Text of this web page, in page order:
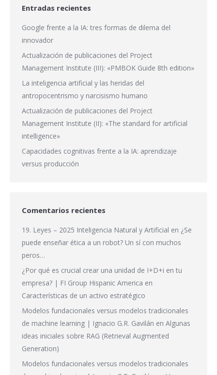
Entradas recientes
Google frente a la IA: tres formas de dilema del
innovador
Actualización de publicaciones del Project
Management Institute (III): «PMBOK Guide 8th edition»
La inteligencia artificial y las heridas del
antropocentrismo y narcisismo humano
Actualización de publicaciones del Project
Management Institute (II): «The standard for artificial
intelligence»
Capacidades cognitivas frente a la IA: aprendizaje
versus producción
Comentarios recientes
19. Leyes – 2025 Inteligencia Natural y Artificial en ¿Se
puede enseñar ética a un robot? Un sí con muchos
peros…
¿Por qué es crucial crear una unidad de I+D+i en tu
empresa? | FI Group Hispanic America en
Características de un activo estratégico
Modelos fundacionales versus modelos tradicionales
de machine learning | Ignacio G.R. Gavilán en Algunas
ideas iniciales sobre RAG (Retrieval Augmented
Generation)
Modelos fundacionales versus modelos tradicionales